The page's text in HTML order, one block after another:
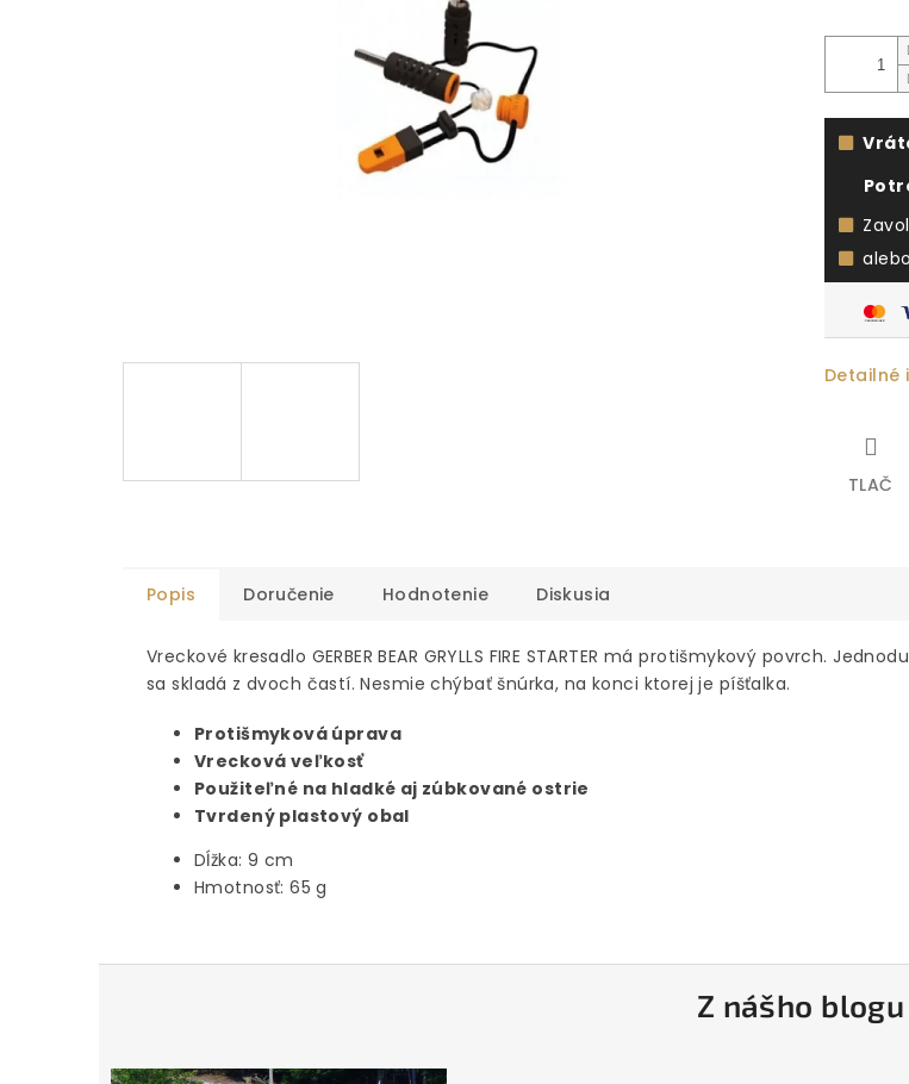
Detailné
TLAČ
Popis Doručenie Hodnotenie Diskusia
Vreckové kresadlo GERBER BEAR GRYLLS FIRE STARTER má protišmykový povrch.
sa skladá z dvoch častí. Nesmie chýbať šnúrka, na konci ktorej je píšťalka.
Protišmyková úprava
Vrecková veľkosť
Použiteľné na hladké aj zúbkované ostrie
Tvrdený plastový obal
Dĺžka: 9 cm
Hmotnosť: 65 g
Z nášho blogu